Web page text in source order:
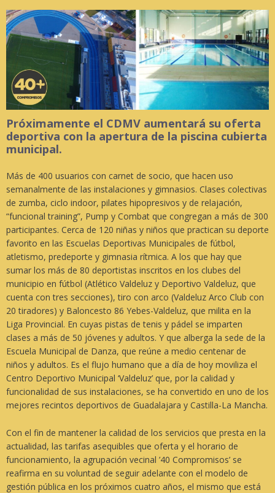
Próximamente el CDMV aumentará su oferta
deportiva con la apertura de la piscina cubierta
municipal.
Más de 400 usuarios con carnet de socio, que hacen uso
semanalmente de las instalaciones y gimnasios. Clases colectivas
de zumba, ciclo indoor, pilates hipopresivos y de relajación,
“funcional training”, Pump y Combat que congregan a más de 300
participantes. Cerca de 120 niñas y niños que practican su deporte
favorito en las Escuelas Deportivas Municipales de fútbol,
atletismo, predeporte y gimnasia rítmica. A los que hay que
sumar los más de 80 deportistas inscritos en los clubes del
municipio en fútbol (Atlético Valdeluz y Deportivo Valdeluz, que
cuenta con tres secciones), tiro con arco (Valdeluz Arco Club con
20 tiradores) y Baloncesto 86 Yebes-Valdeluz, que milita en la
Liga Provincial. En cuyas pistas de tenis y pádel se imparten
clases a más de 50 jóvenes y adultos. Y que alberga la sede de la
Escuela Municipal de Danza, que reúne a medio centenar de
niños y adultos. Es el flujo humano que a día de hoy moviliza el
Centro Deportivo Municipal ‘Valdeluz’ que, por la calidad y
funcionalidad de sus instalaciones, se ha convertido en uno de los
mejores recintos deportivos de Guadalajara y Castilla-La Mancha.
Con el fin de mantener la calidad de los servicios que presta en la
actualidad, las tarifas asequibles que oferta y el horario de
funcionamiento, la agrupación vecinal ’40 Compromisos’ se
reafirma en su voluntad de seguir adelante con el modelo de
gestión pública en los próximos cuatro años, el mismo que está